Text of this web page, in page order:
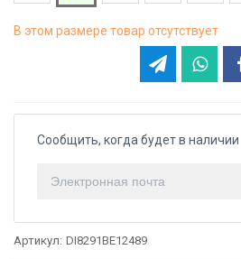
В этом размере товар отсутствует
Сообщить, когда будет в наличии
Артикул: DI8291BE12489